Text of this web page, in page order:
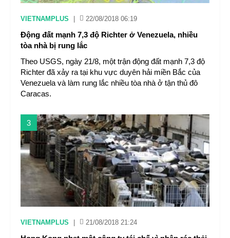
VIETNAMPLUS 22/08/2018 06:19
Động đất mạnh 7,3 độ Richter ở Venezuela, nhiều
tòa nhà bị rung lắc
Theo USGS, ngày 21/8, một trận động đất mạnh 7,3 độ
Richter đã xảy ra tại khu vực duyên hải miền Bắc của
Venezuela và làm rung lắc nhiều tòa nhà ở tận thủ đô
Caracas.
3
VIETNAMPLUS 21/08/2018 21:24